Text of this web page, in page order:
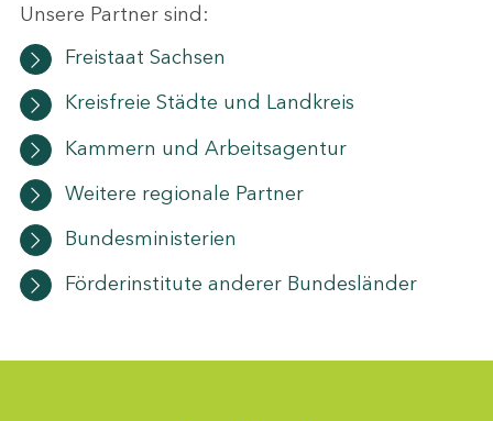
Unsere Partner sind:
Freistaat Sachsen
Kreisfreie Städte und Landkreis
Kammern und Arbeitsagentur
Weitere regionale Partner
Bundesministerien
Förderinstitute anderer Bundesländer